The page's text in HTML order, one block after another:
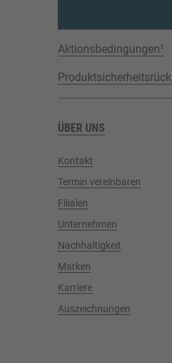
Aktionsbedingungen¹
ÜBER UNS
Kontakt
Termin vereinbaren
Filialen
Unternehmen
Nachhaltigkeit
Marken
Karriere
Auszeichnungen